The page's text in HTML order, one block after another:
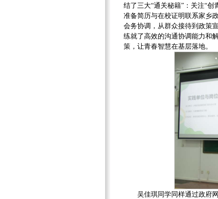
结了三大“通关秘籍”：关注“
准备简历与在校证明联系家乡
会务协调，从群众接待到政策
练就了高效的沟通协调能力和
策，让青春智慧在基层落地。
吴佳琪同学同样通过政府